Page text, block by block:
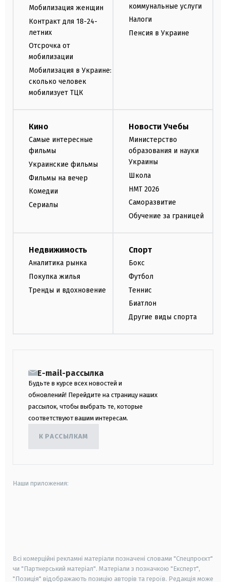
Мобилизация женщин
Контракт для 18-24-
летних
Отсрочка от
мобилизации
Мобилизация в Украине:
сколько человек
мобилизует ТЦК
коммунальные услуги
Налоги
Пенсия в Украине
Кино
Самые интересные
фильмы
Украинские фильмы
Фильмы на вечер
Комедии
Сериалы
Новости Учебы
Министерство
образования и науки
Украины
Школа
НМТ 2026
Саморазвитие
Обучение за границей
Недвижимость
Аналитика рынка
Покупка жилья
Тренды и вдохновение
Спорт
Бокс
Футбол
Теннис
Биатлон
Другие виды спорта
E-mail-рассылка
Будьте в курсе всех новостей и
обновлений! Перейдите на страницу наших
рассылок, чтобы выбрать те, которые
соответствуют вашим интересам.
К РАССЫЛКАМ
Наши приложения:
Всі комерційні рекламні матеріали позначені словами "Спецпроєкт"
чи "Партнерський матеріал". Матеріали з позначкою "Експерт",
"Позиція" відображають позицію авторів та героїв. Редакція може